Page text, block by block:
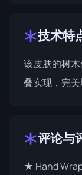
技术特
该皮肤的树
叠实现，完美
评论与
★ Hand